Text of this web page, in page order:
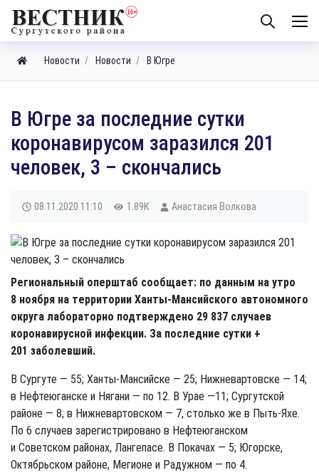
Новости Новости В Югре
В Югре за последние сутки
коронавирусом заразился 201
человек, 3 – скончались
08.11.2020 11:10 1.89K Анастасия Волкова
Региональный оперштаб сообщает: по данным на утро
8 ноября на территории Ханты-Мансийского автономного
округа лабораторно подтверждено 29 837 случаев
коронавирусной инфекции. За последние сутки +
201 заболевший.
В Сургуте — 55; Ханты-Мансийске — 25; Нижневартовске — 14;
в Нефтеюганске и Нягани — по 12. В Урае —11; Сургутской
районе — 8; в Нижневартовском — 7, столько же в Пыть-Яхе.
По 6 случаев зарегистрировано в Нефтеюганском
и Советском районах, Лангепасе. В Покачах — 5; Югорске,
Октябрьском районе, Мегионе и Радужном — по 4.